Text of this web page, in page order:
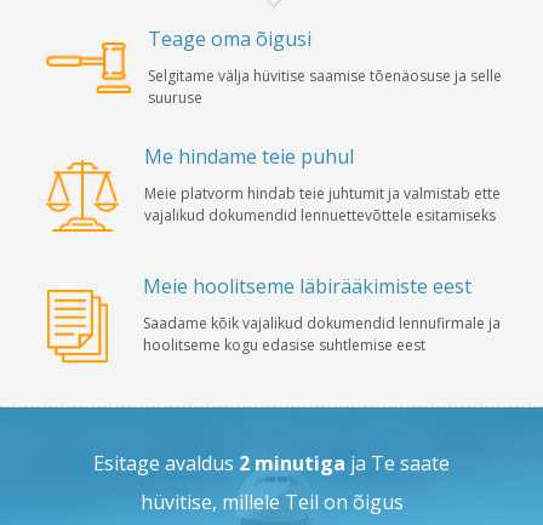
Teage oma õigusi
Selgitame välja hüvitise saamise tõenäosuse ja selle
suuruse
Me hindame teie puhul
Meie platvorm hindab teie juhtumit ja valmistab ette
vajalikud dokumendid lennuettevõttele esitamiseks
Meie hoolitseme läbirääkimiste eest
Saadame kõik vajalikud dokumendid lennufirmale ja
hoolitseme kogu edasise suhtlemise eest
Esitage avaldus 2 minutiga ja Te saate
hüvitise, millele Teil on õigus